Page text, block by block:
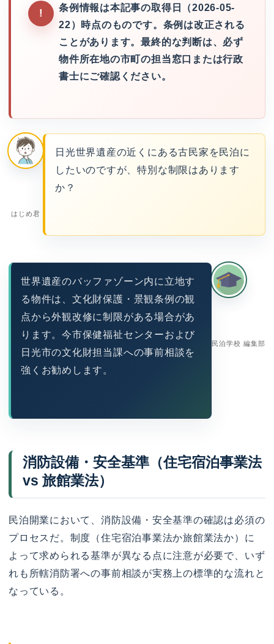
条例情報は本記事の取得日（2026-05-
22）時点のものです。条例は改正される
ことがあります。最終的な判断は、必ず
物件所在地の市町の担当窓口または行政
書士にご確認ください。
はじめ君
日光世界遺産の近くにある古民家を民泊に
したいのですが、特別な制限はあります
か？
民泊学校 編集部
世界遺産のバッファゾーン内に立地す
る物件は、文化財保護・景観条例の観
点から外観改修に制限がある場合があ
ります。今市保健福祉センターおよび
日光市の文化財担当課への事前相談を
強くお勧めします。
消防設備・安全基準（住宅宿泊事業法
vs 旅館業法）
民泊開業において、消防設備・安全基準の確認は必須の
プロセスだ。制度（住宅宿泊事業法か旅館業法か）に
よって求められる基準が異なる点に注意が必要で、いず
れも所轄消防署への事前相談が実務上の標準的な流れと
なっている。